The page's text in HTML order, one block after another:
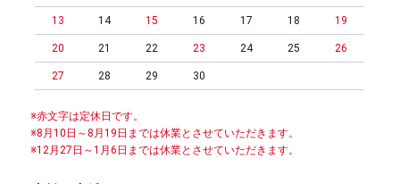
13 14 15 16 17 18 19
20 21 22 23 24 25 26
27 28 29 30
※赤文字は定休日です。
※8月10日～8月19日までは休業とさせていただきます。
※12月27日～1月6日までは休業とさせていただきます。